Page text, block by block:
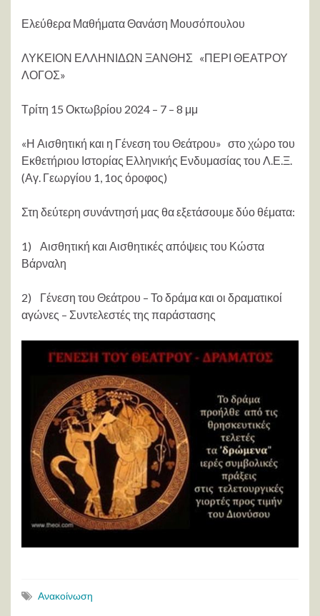
Ελεύθερα Μαθήματα Θανάση Μουσόπουλου
ΛΥΚΕΙΟΝ ΕΛΛΗΝΙΔΩΝ ΞΑΝΘΗΣ «ΠΕΡΙ ΘΕΑΤΡΟΥ
ΛΟΓΟΣ»
Τρίτη 15 Οκτωβρίου 2024 – 7 – 8 μμ
«Η Αισθητική και η Γένεση του Θεάτρου» στο χώρο του
Εκθετήριου Ιστορίας Ελληνικής Ενδυμασίας του Λ.Ε.Ξ.
(Αγ. Γεωργίου 1, 1ος όροφος)
Στη δεύτερη συνάντησή μας θα εξετάσουμε δύο θέματα:
1) Αισθητική και Αισθητικές απόψεις του Κώστα
Βάρναλη
2) Γένεση του Θεάτρου – Το δράμα και οι δραματικοί
αγώνες – Συντελεστές της παράστασης
Ανακοίνωση